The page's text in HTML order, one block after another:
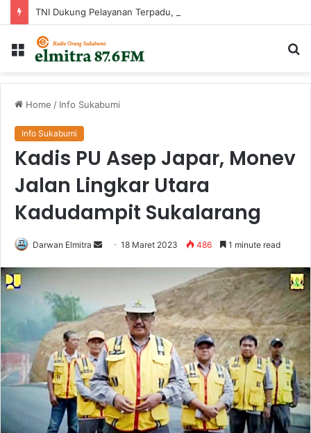
Menu
Home / Info Sukabumi
Info Sukabumi
Kadis PU Asep Japar, Monev
Jalan Lingkar Utara
Kadudampit Sukalarang
Darwan Elmitra
Send18 Maret 2023 486 1 minute read